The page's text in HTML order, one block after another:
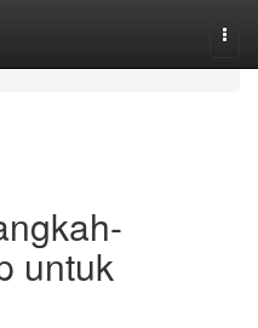
untuk